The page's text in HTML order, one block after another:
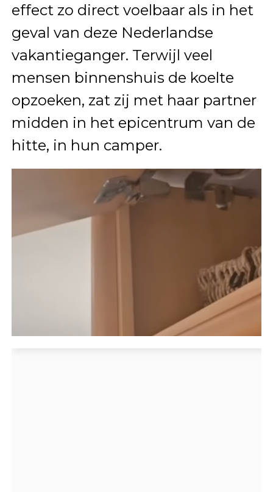
effect zo direct voelbaar als in het
geval van deze Nederlandse
vakantieganger. Terwijl veel
mensen binnenshuis de koelte
opzoeken, zat zij met haar partner
midden in het epicentrum van de
hitte, in hun camper.